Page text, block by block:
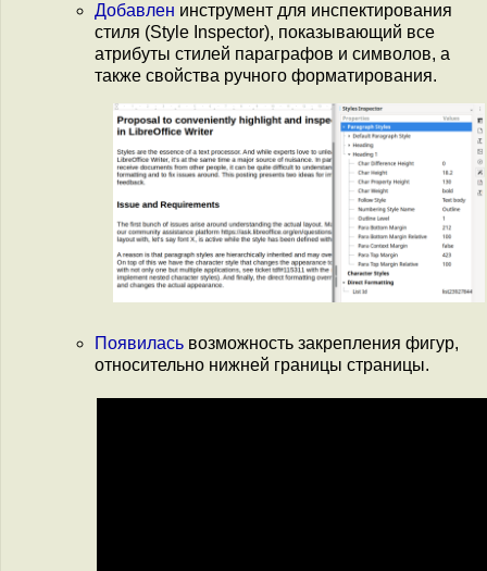
Добавлен инструмент для инспектирования
стиля (Style Inspector), показывающий все
атрибуты стилей параграфов и символов, а
также свойства ручного форматирования.
Появилась возможность закрепления фигур,
относительно нижней границы страницы.